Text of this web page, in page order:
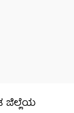
ಜಿಲ್ಲೆಯ